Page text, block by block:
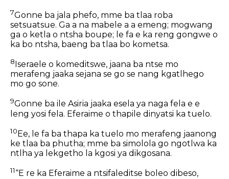
7Gonne ba jala phefo, mme ba tlaa roba
setsuatsue. Ga a na mabele a a emeng; mogwang
ga o ketla o ntsha boupe; le fa e ka reng gongwe o
ka bo ntsha, baeng ba tlaa bo kometsa.
8 Iseraele o komeditswe, jaana ba ntse mo
merafeng jaaka sejana se go se nang kgatlhego
mo go sone.
9Gonne ba ile Asiria jaaka esela ya naga fela e e
leng yosi fela. Eferaime o thapile dinyatsi ka tuelo.
10Ee, le fa ba thapa ka tuelo mo merafeng jaanong
ke tlaa ba phutha; mme ba simolola go ngotlwa ka
ntlha ya lekgetho la kgosi ya dikgosana.
11“E re ka Eferaime a ntsifaleditse boleo dibeso,